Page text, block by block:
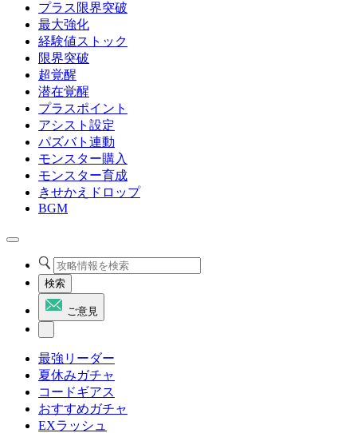
プラス限界突破
最大強化
経験値ストック
限界突破
超覚醒
潜在覚醒
プラスポイント
アシスト設定
パズバト連動
モンスター購入
モンスター育成
きせかえドロップ
BGM
検索
ご意見
最強リーダー
夏休みガチャ
コードギアス
おすすめガチャ
EXラッシュ